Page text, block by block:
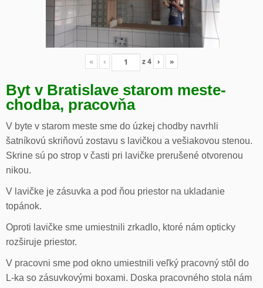
« ‹ z4 › »
Byt v Bratislave starom meste-
chodba, pracovňa
V byte v starom meste sme do úzkej chodby navrhli
šatníkovú skriňovú zostavu s lavičkou a vešiakovou stenou.
Skrine sú po strop v časti pri lavičke prerušené otvorenou
nikou.
V lavičke je zásuvka a pod ňou priestor na ukladanie
topánok.
Oproti lavičke sme umiestnili zrkadlo, ktoré nám opticky
rozširuje priestor.
V pracovni sme pod okno umiestnili veľký pracovný stôl do
L-ka so zásuvkovými boxami. Doska pracovného stola nám